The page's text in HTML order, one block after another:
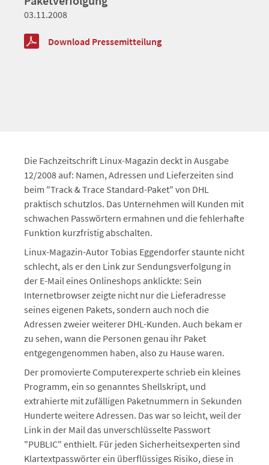
03.11.2008
Download Pressemitteilung
Die Fachzeitschrift Linux-Magazin deckt in Ausgabe
12/2008 auf: Namen, Adressen und Lieferzeiten sind
beim "Track & Trace Standard-Paket" von DHL
praktisch schutzlos. Das Unternehmen will Kunden mit
schwachen Passwörtern ermahnen und die fehlerhafte
Funktion kurzfristig abschalten.
Linux-Magazin-Autor Tobias Eggendorfer staunte nicht
schlecht, als er den Link zur Sendungsverfolgung in
der E-Mail eines Onlineshops anklickte: Sein
Internetbrowser zeigte nicht nur die Lieferadresse
seines eigenen Pakets, sondern auch noch die
Adressen zweier weiterer DHL-Kunden. Auch bekam er
zu sehen, wann die Personen genau ihr Paket
entgegengenommen haben, also zu Hause waren.
Der promovierte Computerexperte schrieb ein kleines
Programm, ein so genanntes Shellskript, und
extrahierte mit zufälligen Paketnummern in Sekunden
Hunderte weitere Adressen. Das war so leicht, weil der
Link in der Mail das unverschlüsselte Passwort
"PUBLIC" enthielt. Für jeden Sicherheitsexperten sind
Klartextpasswörter ein überflüssiges Risiko, diese in